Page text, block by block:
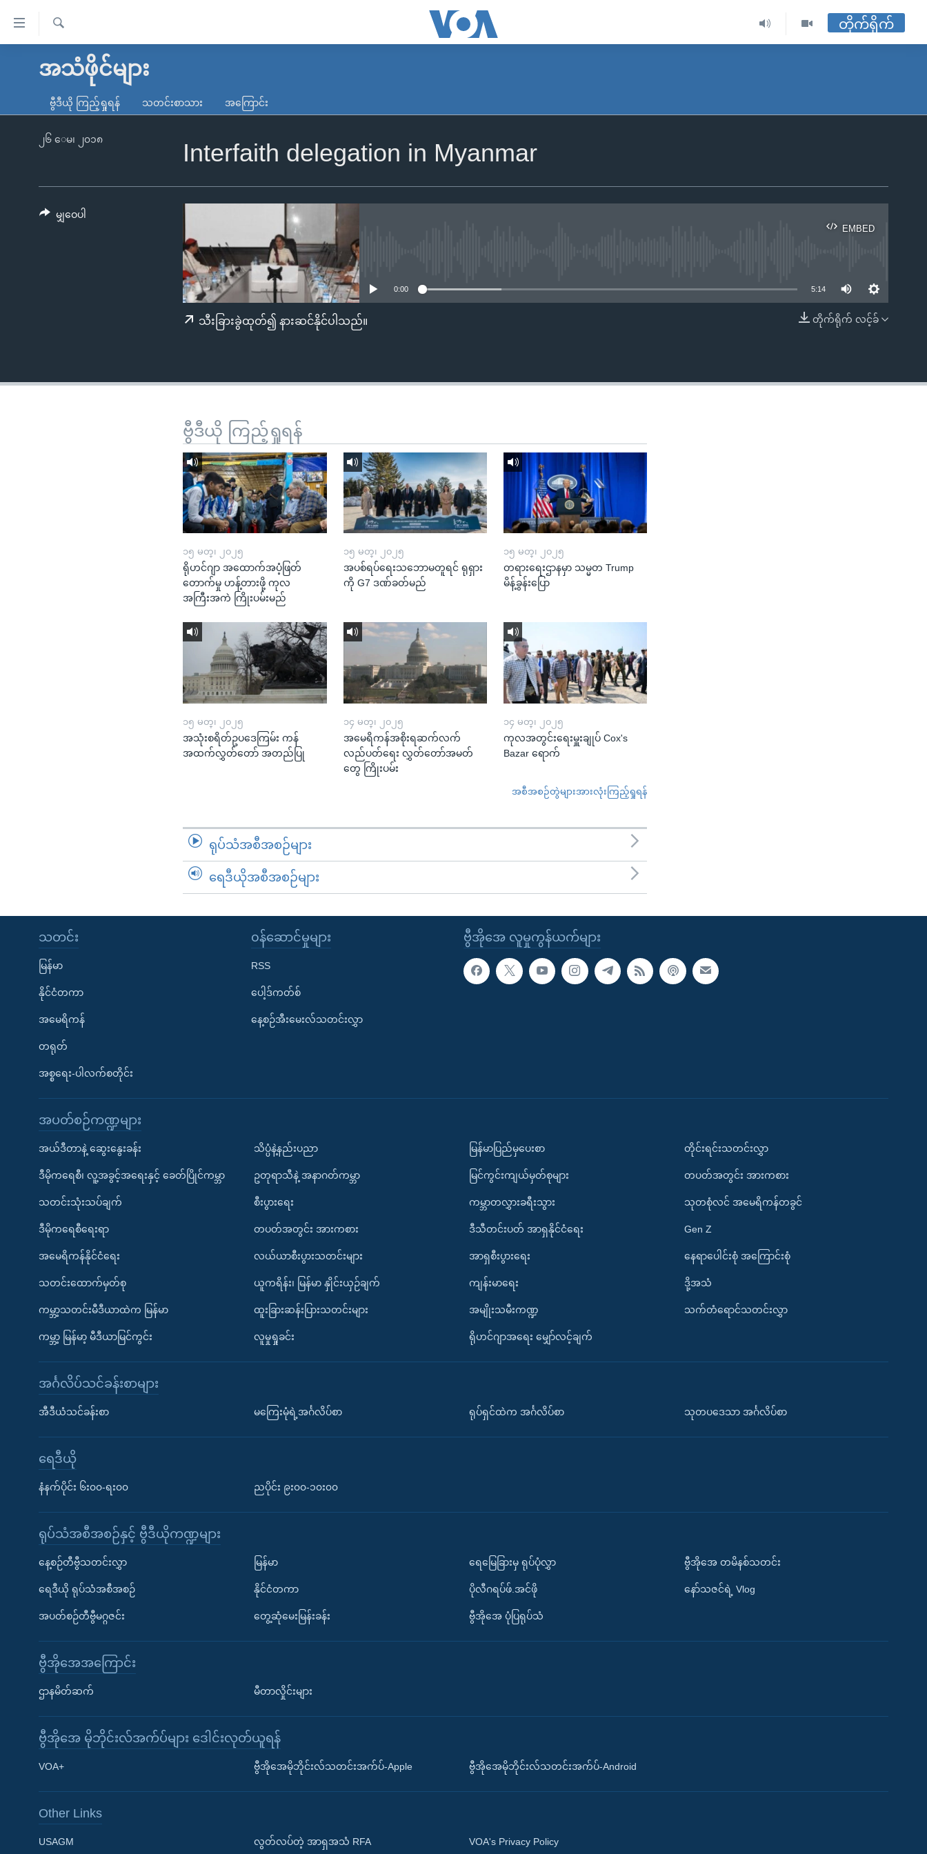
လွယ်ကူ
သည့်
ကျော်
မူလစာမျက်နှာ
ကမ္ဘာ့သတင်းများ
နိုင်ငံတကာ
တရုတ်
အစ္စရေး-ပါလက်စတိုင်း
ရပ်ဝန်းတခု လမ်းတခု အလွန်
အင်္ဂလိပ်စာလေ့လာမယ်
Learning English
ရ
တိုက်ရိုက်
အသံဖိုင်များ
ဗွီဒီယို ကြည့်ရှုရန် သတင်းစာသား အကြောင်း
Interfaith delegation in Myanmar
၂၆ ေမ၊ ၂၀၁၈
EMBED
EMBED
0:00 5:14
တိုက်ရိုက် လင့်ခ်
သီးခြားခွဲထုတ်၍ နားဆင်နိုင်ပါသည်။
မျှဝေပါ
ဗွီဒီယို ကြည့်ရှုရန်
၁၅ မတ္၊ ၂၀၂၅
ရိုဟင်ဂျာ အထောက်အပံ့ဖြတ်
တောက်မှု ဟန့်တားဖို့ ကုလ
အကြီးအကဲ ကြိုးပမ်းမည်
၁၅ မတ္၊ ၂၀၂၅
အပစ်ရပ်ရေးသဘောမတူရင် ရုရှား
ကို G7 ဒဏ်ခတ်မည်
၁၅ မတ္၊ ၂၀၂၅
တရားရေးဌာနမှာ သမ္မတ Trump
မိန့်ခွန်းပြော
၁၅ မတ္၊ ၂၀၂၅
အသုံးစရိတ်ဥပဒေကြမ်း ကန်
အထက်လွှတ်တော် အတည်ပြု
၁၄ မတ္၊ ၂၀၂၅
အမေရိကန်အစိုးရဆက်လက်
လည်ပတ်ရေး လွှတ်တော်အမတ်
တွေ ကြိုးပမ်း
၁၄ မတ္၊ ၂၀၂၅
ကုလအတွင်းရေးမှူးချုပ် Cox's
Bazar ရောက်
အစီအစဉ်တွဲများအားလုံးကြည့်ရှုရန်
ရုပ်သံအစီအစဉ်များ
ရေဒီယိုအစီအစဉ်များ
ဗွီအိုအေ လူမှုကွန်ယက်များ
သတင်း
မြန်မာ
နိုင်ငံတကာ
အမေရိကန်
တရုတ်
အစ္စရေး-ပါလက်စတိုင်း
၀န်ဆောင်မှုများ
RSS
ပေါ့ဒ်ကတ်စ်
နေ့စဉ်အီးမေးလ်သတင်းလွှာ
အပတ်စဉ်ကဏ္ဍများ
အယ်ဒီတာနဲ့ ဆွေးနွေးခန်း
ဒီမိုကရေစီ၊ လူ့အခွင့်အရေးနှင့် ခေတ်ပြိုင်ကမ္ဘာ
သတင်းသုံးသပ်ချက်
ဒီမိုကရေစီရေးရာ
အမေရိကန်နိုင်ငံရေး
သတင်းထောက်မှတ်စု
ကမ္ဘာ့သတင်းမီဒီယာထဲက မြန်မာ
ကမ္ဘာ့ မြန်မာ့ မီဒီယာမြင်ကွင်း
သိပ္ပံနဲ့နည်းပညာ
ဥတုရာသီနဲ့ အနာဂတ်ကမ္ဘာ
စီးပွားရေး
တပတ်အတွင်း အားကစား
လယ်ယာစီးပွားသတင်းများ
ယူကရိန်း၊ မြန်မာ နှိုင်းယှဉ်ချက်
ထူးခြားဆန်းပြားသတင်းများ
လူမှုရှုခင်း
မြန်မာပြည်မှပေးစာ
မြင်ကွင်းကျယ်မှတ်စုများ
ကမ္ဘာတလွှားခရီးသွား
ဒီသီတင်းပတ် အာရှနိုင်ငံရေး
အာရှစီးပွားရေး
ကျန်းမာရေး
အမျိုးသမီးကဏ္ဍ
ရိုဟင်ဂျာအရေး မျှော်လင့်ချက်
တိုင်းရင်းသတင်းလွှာ
တပတ်အတွင်း အားကစား
သုတစုံလင် အမေရိကန်တခွင်
Gen Z
နေရာပေါင်းစုံ အကြောင်းစုံ
ဒို့အသံ
သက်တံရောင်သတင်းလွှာ
အင်္ဂလိပ်သင်ခန်းစာများ
အီဒီယံသင်ခန်းစာ မကြေးမုံရဲ့အင်္ဂလိပ်စာ ရုပ်ရှင်ထဲက အင်္ဂလိပ်စာ သုတပဒေသာ အင်္ဂလိပ်စာ
ရေဒီယို
နံနက်ပိုင်း ၆း၀၀-ရး၀၀ ညပိုင်း ၉း၀၀-၁၀း၀၀
ရုပ်သံအစီအစဉ်နှင့် ဗွီဒီယိုကဏ္ဍများ
နေ့စဉ်တီဗွီသတင်းလွှာ
ရေဒီယို ရုပ်သံအစီအစဉ်
အပတ်စဉ်တီဗွီမဂ္ဂဇင်း
မြန်မာ
နိုင်ငံတကာ
တွေ့ဆုံမေးမြန်းခန်း
ရေမြေခြားမှ ရုပ်ပုံလွှာ
ပိုလီဂရပ်ဖ်.အင်ဖို
ဗွီအိုအေ ပုံပြရုပ်သံ
ဗွီအိုအေ တမိနစ်သတင်း
နော်သဇင်ရဲ့ Vlog
ဗွီအိုအေအကြောင်း
ဌာနမိတ်ဆက် မီတာလှိုင်းများ
ဗွီအိုအေ မိုဘိုင်းလ်အက်ပ်များ ဒေါင်းလုတ်ယူရန်
VOA+ ဗွီအိုအေမိုဘိုင်းလ်သတင်းအက်ပ်-Apple ဗွီအိုအေမိုဘိုင်းလ်သတင်းအက်ပ်-Android
Other Links
USAGM လွတ်လပ်တဲ့ အာရှအသံ RFA VOA's Privacy Policy